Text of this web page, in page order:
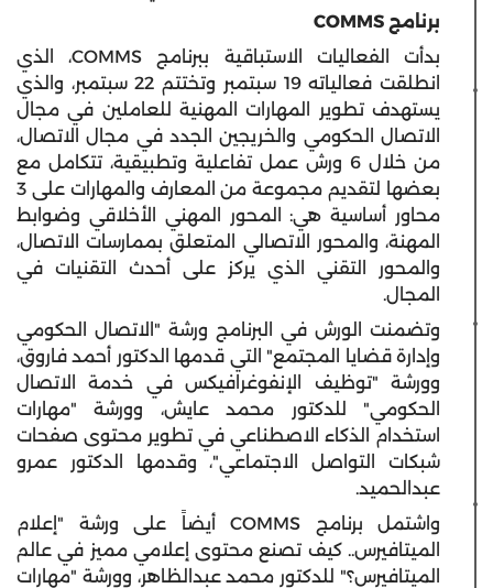
برنامج COMMS
بدأت الفعاليات الاستباقية ببرنامج COMMS، الذي
انطلقت فعالياته 19 سبتمبر وتختتم 22 سبتمبر، والذي
يستهدف تطوير المهارات المهنية للعاملين في مجال
الاتصال الحكومي والخريجين الجدد في مجال الاتصال،
من خلال 6 ورش عمل تفاعلية وتطبيقية، تتكامل مع
بعضها لتقديم مجموعة من المعارف والمهارات على 3
محاور أساسية هي: المحور المهني الأخلاقي وضوابط
المهنة، والمحور الاتصالي المتعلق بممارسات الاتصال،
والمحور التقني الذي يركز على أحدث التقنيات في
المجال.
وتضمنت الورش في البرنامج ورشة "الاتصال الحكومي
وإدارة قضايا المجتمع" التي قدمها الدكتور أحمد فاروق،
وورشة "توظيف الإنفوغرافيكس في خدمة الاتصال
الحكومي" للدكتور محمد عايش، وورشة "مهارات
استخدام الذكاء الاصطناعي في تطوير محتوى صفحات
شبكات التواصل الاجتماعي"، وقدمها الدكتور عمرو
عبدالحميد.
واشتمل برنامج COMMS أيضاً على ورشة "إعلام
الميتافيرس.. كيف تصنع محتوى إعلامي مميز في عالم
الميتافيرس؟" للدكتور محمد عبدالظاهر، وورشة "مهارات